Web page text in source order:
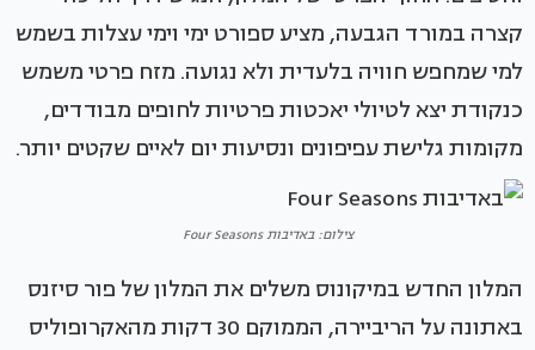
קצרה במורד הגבעה, מציע ספורט ימי וימי עצלות בשמש
למי שמחפש חוויה בלעדית ולא נגועה. מזח פרטי משמש
כנקודת יצא לטיולי יאכטות פרטיות לחופים מבודדים,
מקומות גלישת עפיפונים ונסיעות יום לאיים שקטים יותר.
צילום: באדיבות Four Seasons
המלון החדש במיקונוס משלים את המלון של פור סיזנס
באתונה על הריביירה, הממוקם 30 דקות מהאקרופוליס